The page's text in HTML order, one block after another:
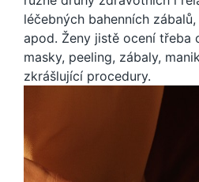
léčebných bahenních
apod. Ženy jistě ocení třeba
masky, peeling, zábaly,
zkrášlující procedury.